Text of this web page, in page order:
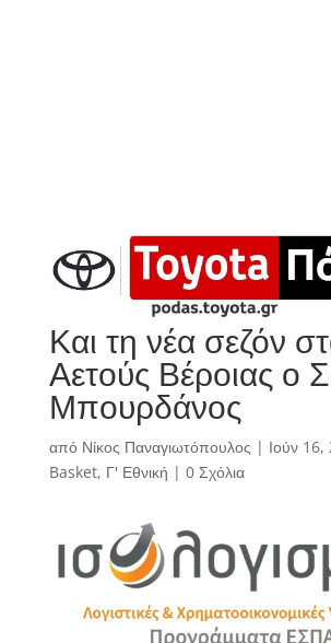
Και τη νέα σεζόν
Αετούς Βέροιας ο
Μπουρδάνος
από Νίκος Παναγιωτόπουλος | Ιούν
Basket, Γ' Εθνική | 0 Σχόλια